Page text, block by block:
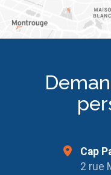
Cap
2 rue